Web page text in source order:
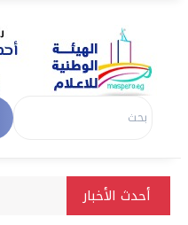
أحدث الأخبار